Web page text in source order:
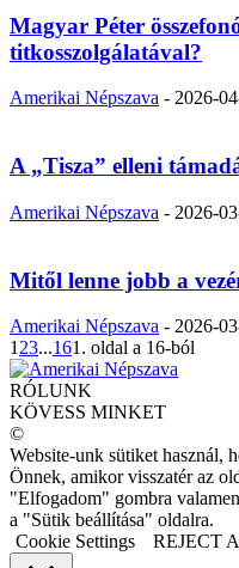
Magyar Péter
titkosszolgálatával?
Amerikai Népszava - 2026-
A „Tisza” elleni
Amerikai Népszava - 2026-
Mitől lenne jobb a
Amerikai Népszava - 2026-
1 23...161. oldal a 16-ból
RÓLUNK
KÖVESS MINKET
©
Website-unk sütiket használ,
Önnek, amikor visszatér az
"Elfogadom" gombra
a "Sütik beállítása" oldalra.
Cookie Settings
REJECT